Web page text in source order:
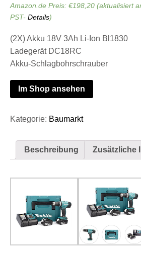
Amazon.de Preis: €198,20 (aktualisiert
PST- Details)
(2X) Akku 18V 3Ah Li-Ion Bl1830
Ladegerät DC18RC
Akku-Schlagbohrschrauber
Im Shop ansehen
Kategorie: Baumarkt
Beschreibung Zusätzliche